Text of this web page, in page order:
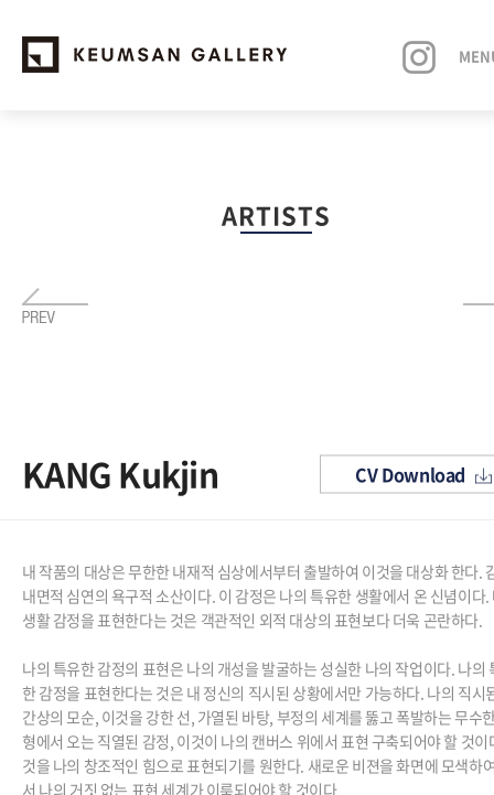
ARTISTS
KANG Kukjin CV Download
내 작품의 대상은 무한한 내재적 심상에서부터 출발하여 이것을 대상화 한다.
내면적 심연의 욕구적 소산이다. 이 감정은 나의 특유한 생활에서 온 신념이다.
생활 감정을 표현한다는 것은 객관적인 외적 대상의 표현보다 더욱 곤란하다.
나의 특유한 감정의 표현은 나의 개성을 발굴하는 성실한 나의 작업이다. 나의
한 감정을 표현한다는 것은 내 정신의 직시된 상황에서만 가능하다. 나의 직시
간상의 모순, 이것을 강한 선, 가열된 바탕, 부정의 세계를 뚫고 폭발하는 무수
형에서 오는 직열된 감정, 이것이 나의 캔버스 위에서 표현 구축되어야 할 것이
것을 나의 창조적인 힘으로 표현되기를 원한다. 새로운 비젼을 화면에 모색하
서 나의 거짓 없는 표현 세계가 이룩되어야 할 것이다.